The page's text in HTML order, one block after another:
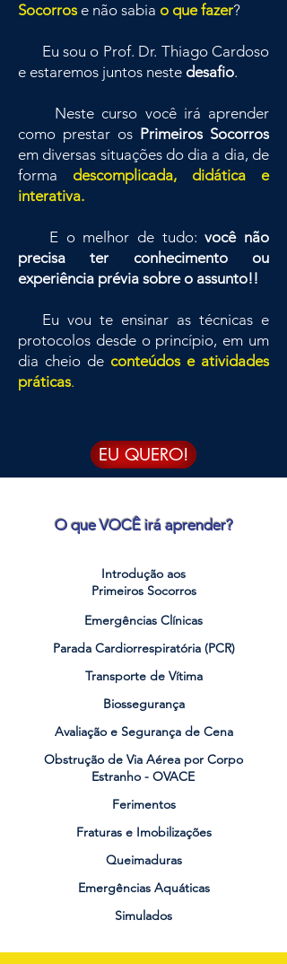
Socorrose não sabia o que fazer?
Eu sou o Prof. Dr. Thiago Cardoso
e estaremos juntos neste desafio.
Neste curso você irá aprender
como prestar os Primeiros Socorros
em diversas situações do dia a dia, de
forma descomplicada, didática e
interativa.
E o melhor de tudo:você não
precisa ter conhecimento ou
experiência prévia sobre o assunto!!
Eu vou te ensinar as técnicas e
protocolos desde o princípio, em um
dia cheio de conteúdos e atividades
práticas.
EU QUERO!
O que VOCÊ irá aprender?
Introdução aos
Primeiros Socorros
Emergências Clínicas
Parada Cardiorrespiratória (PCR)
Transporte de Vítima
Biossegurança
Avaliação e Segurança de Cena
Obstrução de Via Aérea por Corpo
Estranho - OVACE
Ferimentos
Fraturas e Imobilizações
Queimaduras
Emergências Aquáticas
Simulados